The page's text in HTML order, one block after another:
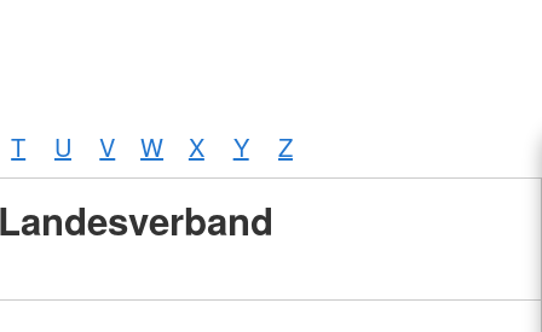
T U V W X Y Z